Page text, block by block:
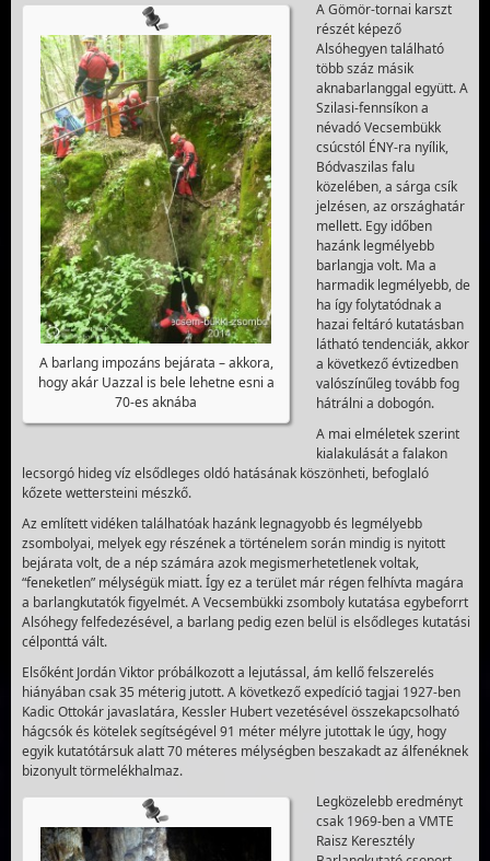
A barlang impozáns bejárata – akkora,
hogy akár Uazzal is bele lehetne esni a
70-es aknába
A Gömör-tornai karszt
részét képező
Alsóhegyen található
több száz másik
aknabarlanggal együtt. A
Szilasi-fennsíkon a
névadó Vecsembükk
csúcstól ÉNY-ra nyílik,
Bódvaszilas falu
közelében, a sárga csík
jelzésen, az országhatár
mellett. Egy időben
hazánk legmélyebb
barlangja volt. Ma a
harmadik legmélyebb, de
ha így folytatódnak a
hazai feltáró kutatásban
látható tendenciák, akkor
a következő évtizedben
valószínűleg tovább fog
hátrálni a dobogón.
A mai elméletek szerint
kialakulását a falakon
lecsorgó hideg víz elsődleges oldó hatásának köszönheti, befoglaló
kőzete wettersteini mészkő.
Az említett vidéken találhatóak hazánk legnagyobb és legmélyebb
zsombolyai, melyek egy részének a történelem során mindig is nyitott
bejárata volt, de a nép számára azok megismerhetetlenek voltak,
“feneketlen” mélységük miatt. Így ez a terület már régen felhívta magára
a barlangkutatók figyelmét. A Vecsembükki zsomboly kutatása egybeforrt
Alsóhegy felfedezésével, a barlang pedig ezen belül is elsődleges kutatási
célponttá vált.
Elsőként Jordán Viktor próbálkozott a lejutással, ám kellő felszerelés
hiányában csak 35 méterig jutott. A következő expedíció tagjai 1927-ben
Kadic Ottokár javaslatára, Kessler Hubert vezetésével összekapcsolható
hágcsók és kötelek segítségével 91 méter mélyre jutottak le úgy, hogy
egyik kutatótársuk alatt 70 méteres mélységben beszakadt az álfenéknek
bizonyult törmelékhalmaz.
Legközelebb eredményt
csak 1969-ben a VMTE
Raisz Keresztély